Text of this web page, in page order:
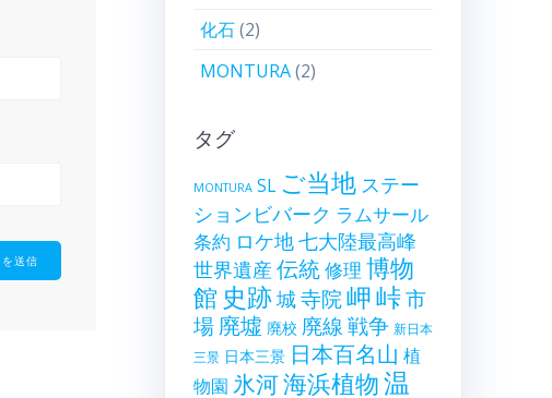
化石(2)
MONTURA(2)
タグ
MONTURA SL ご当地 ステー
ションビバーク ラムサール
条約 ロケ地七大陸最高峰
世界遺産 伝統修理 博物
館 史跡城寺院岬峠市
場 廃墟 廃校 廃線戦争 新日本
三景 日本三景 日本百名山 植
物園 氷河海浜植物温